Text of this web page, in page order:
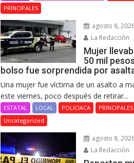
PRINCIPALES
agosto 8,
La Redacción
Mujer
50 mil
bolso fue sorprendida por
Una mujer fue víctima de un asalto a
este viernes, poco después de retirar...
ESTATAL LOCAL POLICIACA
PRINCIPALES
Uncategorized
agosto 8,
La Redacción